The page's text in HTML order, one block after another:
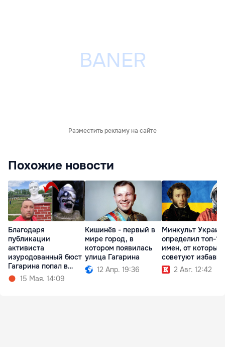
Разместить рекламу на сайте
Похожие новости
Благодаря
публикации
активиста
изуродованный бюст
Гагарина попал в
музей15 Мая. 14:09
Кишинёв - первый в
мире город, в
котором появилась
улица Гагарина
12 Апр. 19:36
Минкульт
определил топ-10
имен, от которых
советуют
2 Авг. 12:42